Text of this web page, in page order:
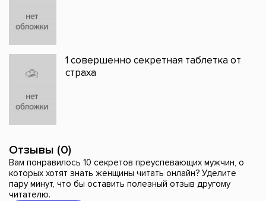
1 совершенно секретная таблетка от
страха
Отзывы (0)
Вам понравилось 10 секретов преуспевающих мужчин, о
которых хотят знать женщины читать онлайн? Уделите
пару минут, что бы оставить полезный отзыв другому
читателю.